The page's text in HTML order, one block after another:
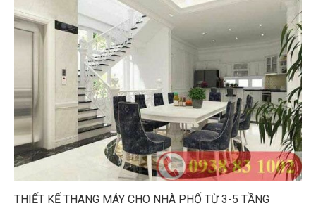
THIẾT KẾ THANG MÁY CHO NHÀ PHỐ TỪ 3-5 TẦNG